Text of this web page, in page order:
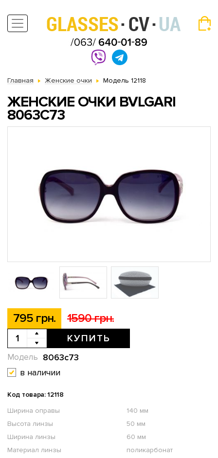
Главная Женские очки Модель 12118
ЖЕНСКИЕ ОЧКИ BVLGARI
8063C73
795 грн. 1590 грн.
КУПИТЬ
8063c73
Модель
в наличии
Код товара: 12118
Ширина оправы
140 мм
Высота линзы
50 мм
Ширина линзы
60 мм
Материал линзы
поликарбонат